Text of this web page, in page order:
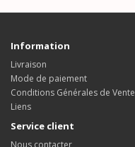
Information
Livraison
Mode de paiement
Conditions Générales de Vente
Liens
Service client